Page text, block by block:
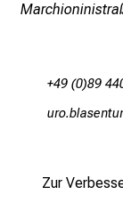
Zur
+49 (0)89